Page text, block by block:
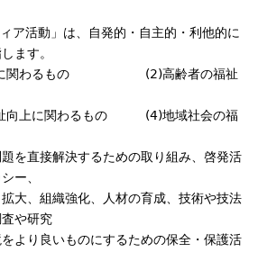
ア活動」は、自発的・自主的・利他的に
ます。
に関わるもの (2)高齢者の福祉
向上に関わるもの (4)地域社会の福
を直接解決するための取り組み、啓発活
ー、
大、組織強化、人材の育成、技術や技法
や研究
より良いものにするための保全・保護活